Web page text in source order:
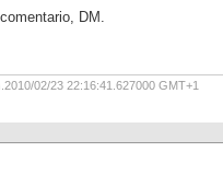
DM.
.2010/02/23 22:16:41.627000 GMT+1